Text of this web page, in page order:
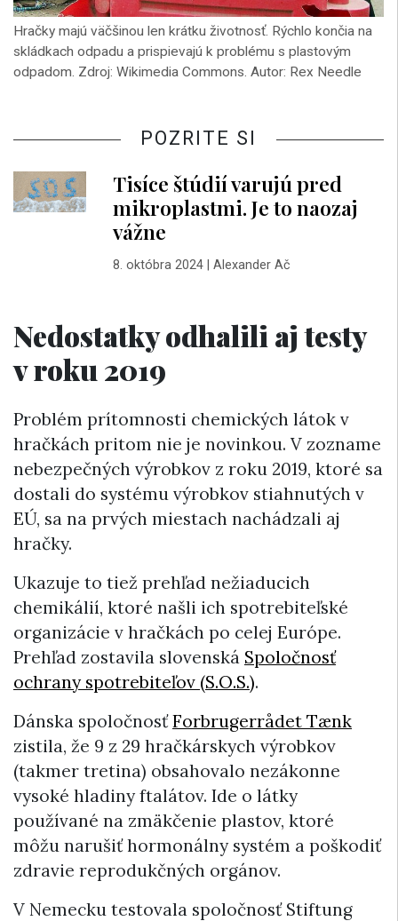
Hračky majú väčšinou len krátku životnosť. Rýchlo končia na
skládkach odpadu a prispievajú k problému s plastovým
odpadom. Zdroj: Wikimedia Commons. Autor: Rex Needle
POZRITE SI
Tisíce štúdií varujú pred
mikroplastmi. Je to naozaj
vážne
8. októbra 2024| Alexander Ač
Nedostatky odhalili aj testy
v roku 2019
Problém prítomnosti chemických látok v
hračkách pritom nie je novinkou. V zozname
nebezpečných výrobkov z roku 2019, ktoré sa
dostali do systému výrobkov stiahnutých v
EÚ, sa na prvých miestach nachádzali aj
hračky.
Ukazuje to tiež prehľad nežiaducich
chemikálií, ktoré našli ich spotrebiteľské
organizácie v hračkách po celej Európe.
Prehľad zostavila slovenská Spoločnosť
ochrany spotrebiteľov (S.O.S.).
Dánska spoločnosťForbrugerrådet Tænk
zistila, že 9 z 29 hračkárskych výrobkov
(takmer tretina) obsahovalo nezákonne
vysoké hladiny ftalátov. Ide o látky
používané na zmäkčenie plastov, ktoré
môžu narušiť hormonálny systém a poškodiť
zdravie reprodukčných orgánov.
V Nemecku testovala spoločnosť Stiftung